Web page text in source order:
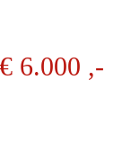
€ 6.000 ,-